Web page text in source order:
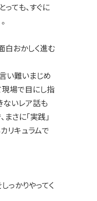
ても、すぐに
白おかしく進む
い難いまじめ
現場で目にし指
ないレア話も
さに「実践」
リキュラムで
っかりやってく